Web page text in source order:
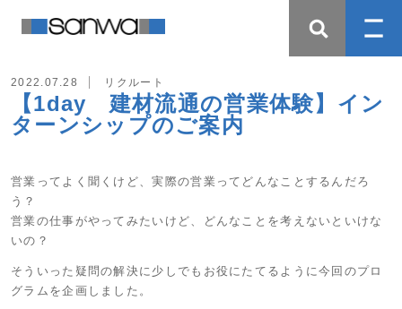
2022.07.28 リクルート
【1day 建材流通の営業体験】イン
ターンシップのご案内
営業ってよく聞くけど、実際の営業ってどんなことするんだろ
う？
営業の仕事がやってみたいけど、どんなことを考えないといけな
いの？
そういった疑問の解決に少しでもお役にたてるように今回のプロ
グラムを企画しました。